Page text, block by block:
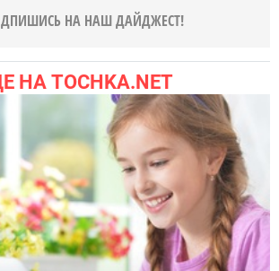
НА НАШ ДАЙДЖЕСТ!
НА TOCHKA.NET